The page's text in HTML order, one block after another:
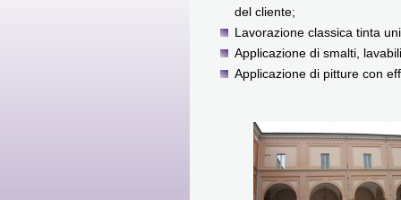
del cliente;
Lavorazione classica tinta
Applicazione di smalti,
Applicazione di pitture con